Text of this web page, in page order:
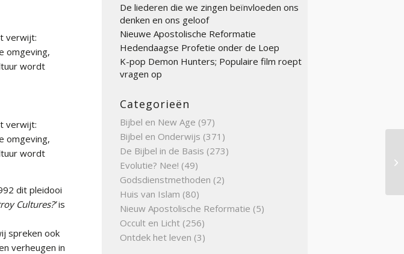
verwijt:
omgeving,
wordt
verwijt:
omgeving,
wordt
dit pleidooi
Cultures?’is
spreken ook
verheugen in
De liederen die we zingen beïnvloeden ons
denken en ons geloof
Nieuwe Apostolische Reformatie
Hedendaagse Profetie onder de Loep
K-pop Demon Hunters; Populaire film roept
vragen op
Categorieën
Bijbel en New Age (97)
Bijbel en Onderwijs (371)
De Bijbel in de Basis (273)
Evolutie? Nee! (49)
Godsdienstmethoden (2)
Huis van Islam (80)
Nieuw Apostolische Reformatie (5)
Occult en Licht (256)
Ontdek het leven (3)